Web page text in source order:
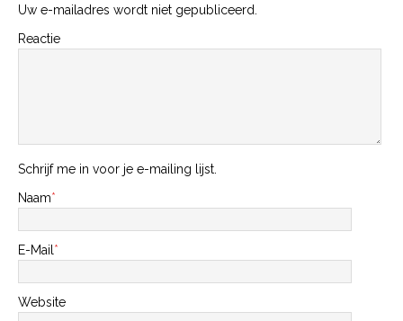
Uw e-mailadres wordt niet gepubliceerd.
Reactie
Schrijf me in voor je e-mailing lijst.
Naam*
E-Mail*
Website